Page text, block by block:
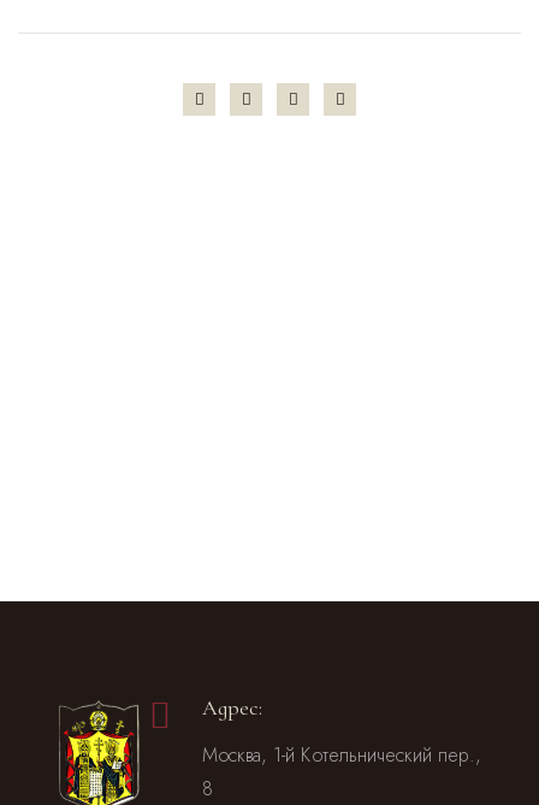
Адрес:
Москва, 1-й Котельнический пер.,
8